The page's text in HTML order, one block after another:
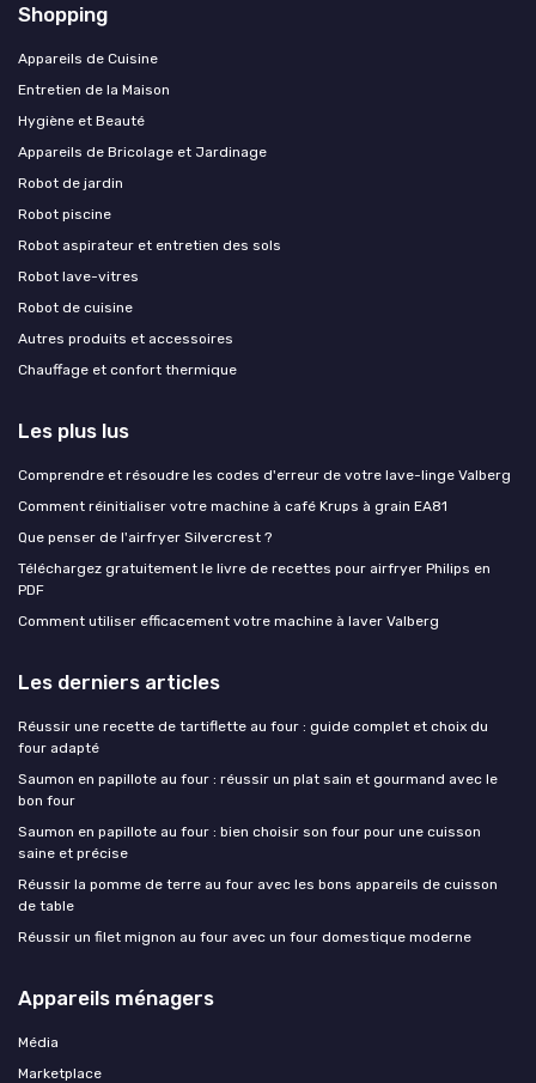
Shopping
Appareils de Cuisine
Entretien de la Maison
Hygiène et Beauté
Appareils de Bricolage et Jardinage
Robot de jardin
Robot piscine
Robot aspirateur et entretien des sols
Robot lave-vitres
Robot de cuisine
Autres produits et accessoires
Chauffage et confort thermique
Les plus lus
Comprendre et résoudre les codes d'erreur de votre lave-linge Valberg
Comment réinitialiser votre machine à café Krups à grain EA81
Que penser de l'airfryer Silvercrest ?
Téléchargez gratuitement le livre de recettes pour airfryer Philips en
PDF
Comment utiliser efficacement votre machine à laver Valberg
Les derniers articles
Réussir une recette de tartiflette au four : guide complet et choix du
four adapté
Saumon en papillote au four : réussir un plat sain et gourmand avec le
bon four
Saumon en papillote au four : bien choisir son four pour une cuisson
saine et précise
Réussir la pomme de terre au four avec les bons appareils de cuisson
de table
Réussir un filet mignon au four avec un four domestique moderne
Appareils ménagers
Média
Marketplace